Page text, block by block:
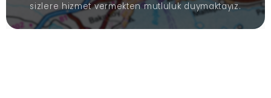
sizlere hizmet vermekten mutluluk duymaktayız.